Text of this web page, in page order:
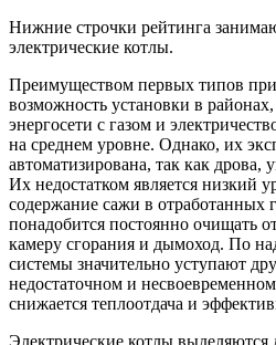
Нижние строчки рейтинга
электрические котлы.
Преимуществом первых типов
возможность установки в
энергосети с газом и
на среднем уровне. Однако, их
автоматизирована, так как дрова,
Их недостатком является
содержание сажи в отработанных
понадобится постоянно очищать
камеру сгорания и дымоход. По
системы значительно уступают
недостаточном и
снижается теплоотдача и
Электрические котлы выделяются